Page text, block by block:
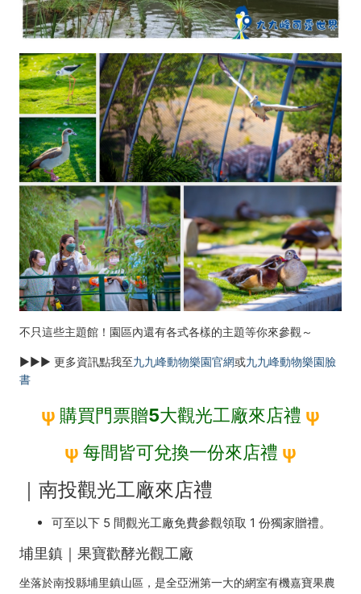
不只這些主題館！園區內還有各式各樣的主題等你來參觀～
▶▶▶ 更多資訊點我至九九峰動物樂園官網或九九峰動物樂園臉
書
ψ 購買門票贈5大觀光工廠來店禮 ψ
ψ 每間皆可兌換一份來店禮 ψ
｜南投觀光工廠來店禮
可至以下 5 間觀光工廠免費參觀領取 1 份獨家贈禮。
埔里鎮｜果寶歡酵光觀工廠
坐落於南投縣埔里鎮山區，是全亞洲第一大的網室有機嘉寶果農